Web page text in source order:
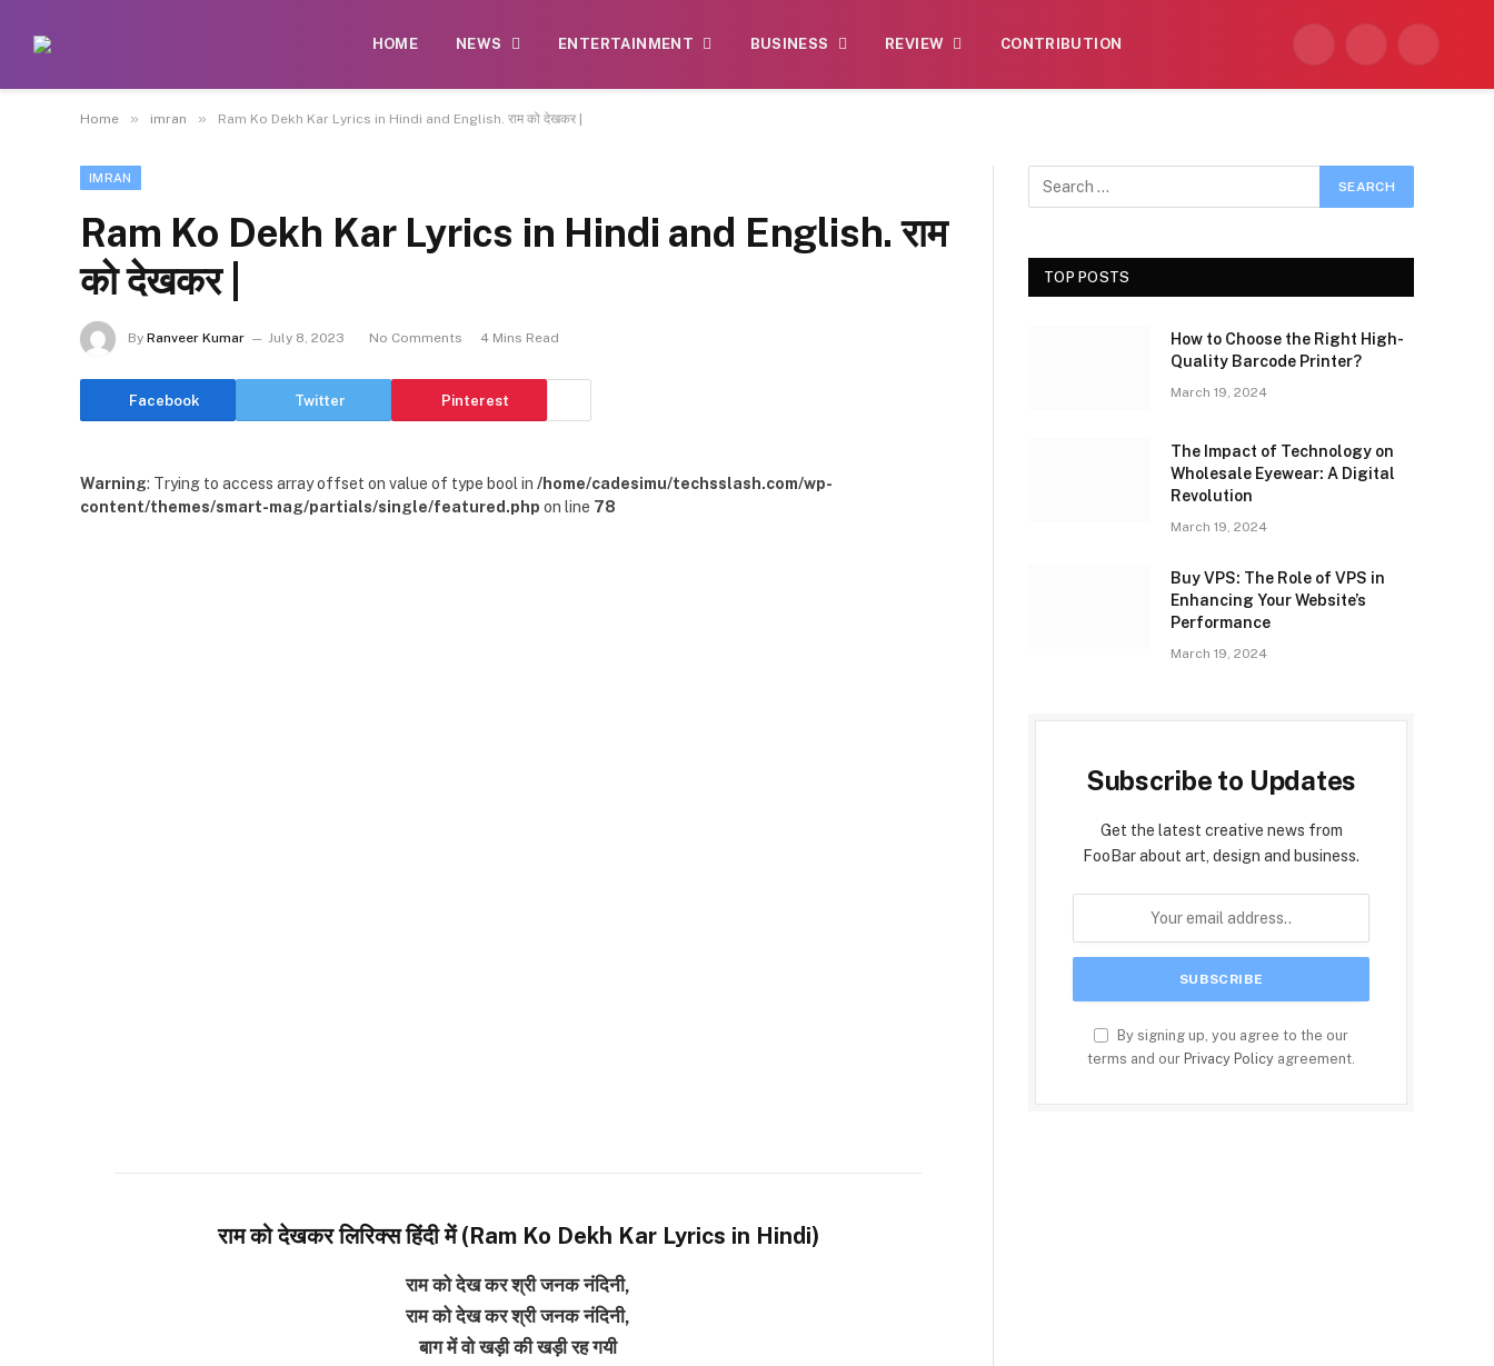
HOME NEWS ENTERTAINMENT BUSINESS REVIEW CONTRIBUTION
Facebook Instagram
Home » imran » Ram Ko Dekh Kar Lyrics in Hindi and English. राम को देखकर |
IMRAN
Ram Ko Dekh Kar Lyrics in Hindi and English. राम
को देखकर |
By Ranveer Kumar July 8, 2023 No Comments 4 Mins Read
Facebook Twitter Pinterest
Warning: Trying to access array offset on value of type bool in /home/cadesimu/techsslash.com/wp-
content/themes/smart-mag/partials/single/featured.php on line 78
राम को देखकर लिरिक्स हिंदी में (Ram Ko Dekh Kar Lyrics in Hindi)
राम को देख कर श्री जनक नंदिनी,
राम को देख कर श्री जनक नंदिनी,
बाग में वो खड़ी की खड़ी रह गयी
TOP POSTS
How to Choose the Right High-
Quality Barcode Printer?
March 19, 2024
The Impact of Technology on
Wholesale Eyewear: A Digital
Revolution
March 19, 2024
Buy VPS: The Role of VPS in
Enhancing Your Website’s
Performance
March 19, 2024
Subscribe to Updates
Get the latest creative news from
FooBar about art, design and business.
By signing up, you agree to the our
terms and our Privacy Policy agreement.